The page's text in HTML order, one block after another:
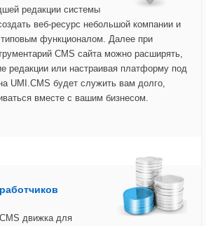
редакции системы
веб-ресурс небольшой компании и
функционалом. Далее при
CMS сайта можно расширять,
редакции или настраивая платформу под
UMI.CMS будет служить вам долго,
вместе с вашим бизнесом.
движка для